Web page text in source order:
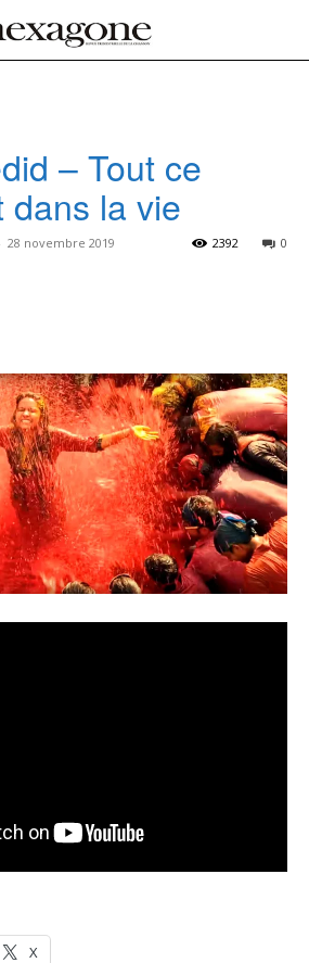
– Tout ce
dans la vie
28 novembre 2019 0
2392
X